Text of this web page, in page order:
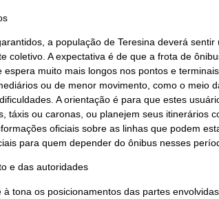
a população de Teresina deverá sentir
coletivo. A expectativa é de que a frota de
espera muito mais longos nos pontos e
ou de menor movimento, como o meio
A orientação é para que estes
táxis ou caronas, ou planejem seus itinerários
oficiais sobre as linhas que podem
para quem depender do ônibus nesses
e das autoridades
à tona os posicionamentos das partes